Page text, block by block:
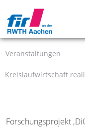
Veranstaltungen
Kreislaufwirtschaft
Forschungsprojekt